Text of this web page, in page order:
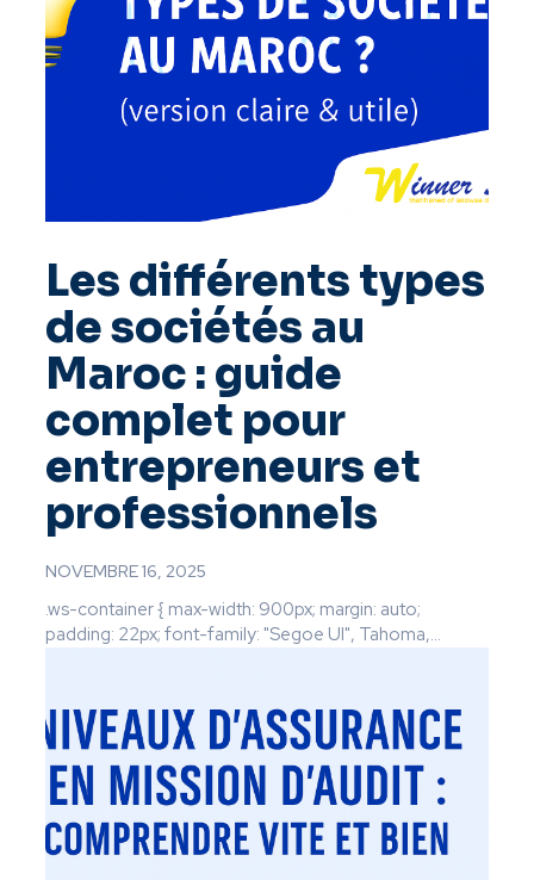
Les différents types
de sociétés au
Maroc : guide
complet pour
entrepreneurs et
professionnels
NOVEMBRE 16, 2025
.ws-container { max-width: 900px; margin: auto;
padding: 22px; font-family: "Segoe UI", Tahoma,...